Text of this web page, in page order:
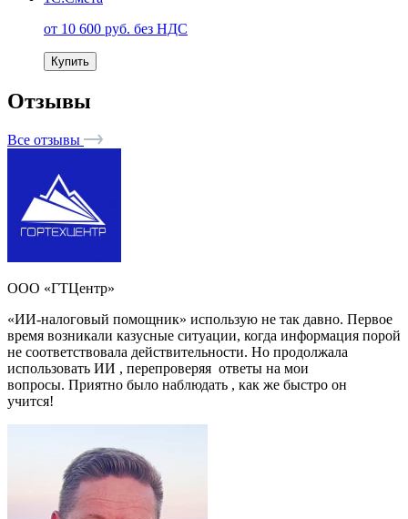
от 10 600 руб. без НДС
Купить
Отзывы
Все отзывы
ООО «ГТЦентр»
«ИИ-налоговый помощник» использую не так давно. Первое
время возникали казусные ситуации, когда информация порой
не соответствовала действительности. Но продолжала
использовать ИИ , перепроверяя ответы на мои
вопросы. Приятно было наблюдать , как же быстро он
учится!